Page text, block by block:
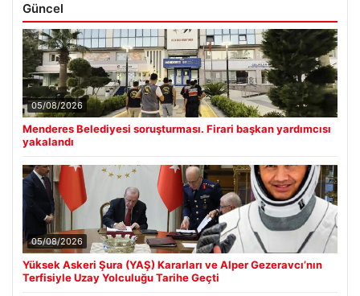
Güncel
05/08/2026
Menderes Belediyesi soruşturması. Firari başkan yardımcısı
yakalandı
05/08/2026
Yüksek Askeri Şura (YAŞ) Kararları ve Alper Gezeravcı’nın
Terfisiyle Uzay Yolculuğu Tarihe Geçti